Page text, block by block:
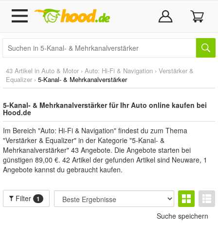
43 Artikel in Auto & Motor › Auto: Hi-Fi & Navigation › Verstärker &
Equalizer › 5-Kanal- & Mehrkanalverstärker
5-Kanal- & Mehrkanalverstärker für Ihr Auto online kaufen bei
Hood.de
Im Bereich "Auto: Hi-Fi & Navigation" findest du zum Thema
"Verstärker & Equalizer" in der Kategorie "5-Kanal- &
Mehrkanalverstärker" 43 Angebote. Die Angebote starten bei
günstigen 89,00 €. 42 Artikel der gefunden Artikel sind Neuware, 1
Angebote kannst du gebraucht kaufen.
Filter 1
Suche speichern